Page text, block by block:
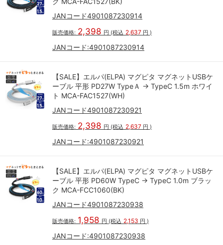
JANコード4901087230914
販売価格: 2,398 円 (税込 2,637 円 )
JANコード:4901087230914
【SALE】エルパ(ELPA) マグピタ マグネットUSBケ
ーブル 平形 PD27W TypeＡ → TypeC 1.5m ホワイ
ト MCA-FAC1527(WH)
JANコード4901087230921
販売価格: 2,398 円 (税込 2,637 円 )
JANコード:4901087230921
【SALE】エルパ(ELPA) マグピタ マグネットUSBケ
ーブル 平形 PD60W TypeC → TypeC 1.0m ブラッ
ク MCA-FCC1060(BK)
JANコード4901087230938
販売価格: 1,958 円 (税込 2,153 円 )
JANコード:4901087230938